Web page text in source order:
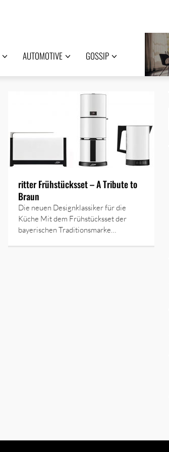
AUTOMOTIVE GOSSIP
ritter Frühstücksset – A Tribute to
Braun
Die neuen Designklassiker für die
Küche Mit dem Frühstücksset der
bayerischen Traditionsmarke…